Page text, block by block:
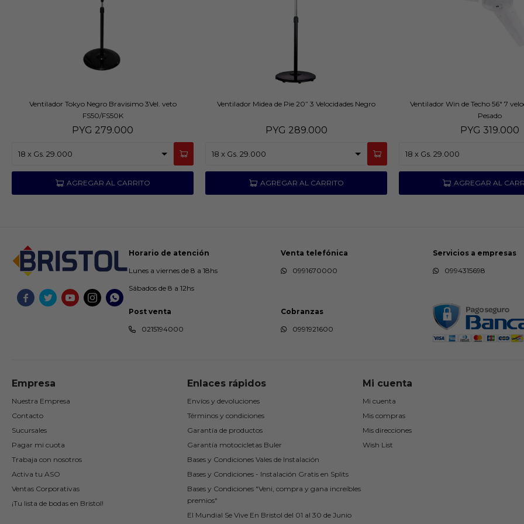
Ventilador Tokyo Negro Bravisimo 3Vel. veto
FS50/FS50K
PYG 279.000
Ventilador Midea de Pie 20” 3 Velocidades Negro
PYG 289.000
Ventilador Win de Techo 56" 7
Pesado
PYG 319.000
    
Horario de atención
Lunes a viernes de 8 a 18hs
Sábados de 8 a 12hs
Venta telefónica
0991670000
Servicios a empresas
0994315698
Post venta
0215194000
Cobranzas
0991921600
Empresa
Nuestra Empresa
Contacto
Sucursales
Pagar mi cuota
Trabaja con nosotros
Activa tu ASO
Ventas Corporativas
¡Tu lista de bodas en Bristol!
Enlaces rápidos
Envíos y devoluciones
Términos y condiciones
Garantía de productos
Garantía motocicletas Buler
Bases y Condiciones Vales de Instalación
Bases y Condiciones - Instalación Gratis en Splits
Bases y Condiciones "Veni, compra y gana increíbles
premios"
El Mundial Se Vive En Bristol del 01 al 30 de Junio
Mi cuenta
Mi cuenta
Mis compras
Mis direcciones
Wish List